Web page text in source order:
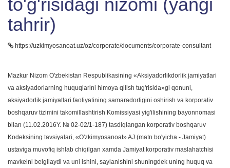
to'g'risidagi nizomi (yangi
tahrir)
https://uzkimyosanoat.uz/oz/corporate/documents/corporate-consultant
Mazkur Nizom O'zbekistan Respublikasining «Aksiyadorlikdorlik jamiyatlari
va aksiyadorlarning huquqlarini himoya qilish tug'risida»gi qonuni,
aksiyadorlik jamiyatlari faoliyatining samaradorligini oshirish va korporativ
boshqaruv tizimini takomillashtirish Komissiyasi yig'ilishining bayonnomasi
bilan (11.02.2016Y. № 02-02/1-187) tasdiqlangan korporativ boshqaruv
Kodeksining tavsiyalari, «O'zkimyosanoat» AJ (matn bo'yicha - Jamiyat)
ustaviga muvofiq ishlab chiqilgan xamda Jamiyat korporativ maslahatchisi
mavkeini belgilaydi va uni ishini, saylanishini shuningdek uning huquq va